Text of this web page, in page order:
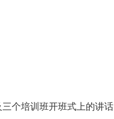
三个培训班开班式上的讲话